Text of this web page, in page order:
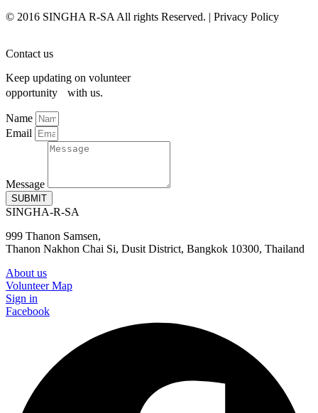
© 2016 SINGHA R-SA All rights Reserved. | Privacy Policy
Contact us
Keep updating on volunteer
opportunity with us.
Name
Email
Message
SUBMIT
SINGHA-R-SA
999 Thanon Samsen,
Thanon Nakhon Chai Si, Dusit District, Bangkok 10300, Thailand
About us
Volunteer Map
Sign in
Facebook